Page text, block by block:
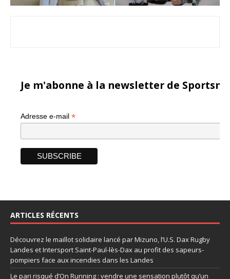
Je m'abonne à la newsletter de
Adresse e-mail *
ARTICLES RÉCENTS
Découvrez le maillot solidaire lancé par Mizuno, l’U.S. Dax Rugby
Landes et Intersport Saint-Paul-lès-Dax au profit des sapeurs-
pompiers face aux incendies dans les Landes
Le pari risqué d’On Running : vendre une sensation plutôt qu’un